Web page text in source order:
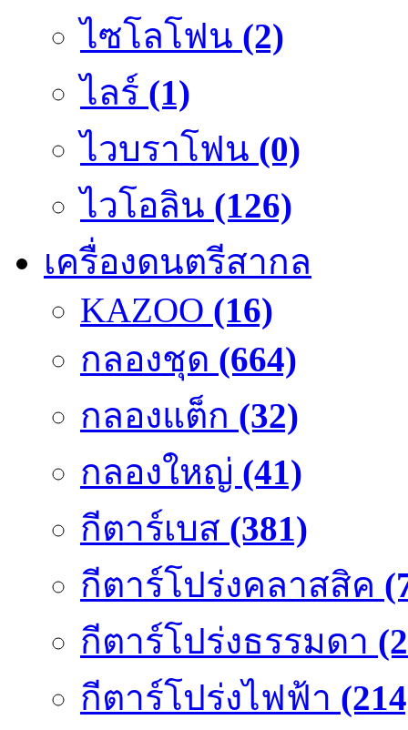
ไซโลโฟน (2)
ไลร์ (1)
ไวบราโฟน (0)
ไวโอลิน (126)
เครื่องดนตรีสากล
KAZOO (16)
กลองชุด (664)
กลองแต็ก (32)
กลองใหญ่ (41)
กีตาร์เบส (381)
กีตาร์โปร่งคลาสสิค
กีตาร์โปร่งธรรมดา
กีตาร์โปร่งไฟฟ้า